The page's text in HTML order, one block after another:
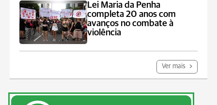
Lei Maria da Penha
completa 20 anos com
avanços no combate à
violência
Ver mais